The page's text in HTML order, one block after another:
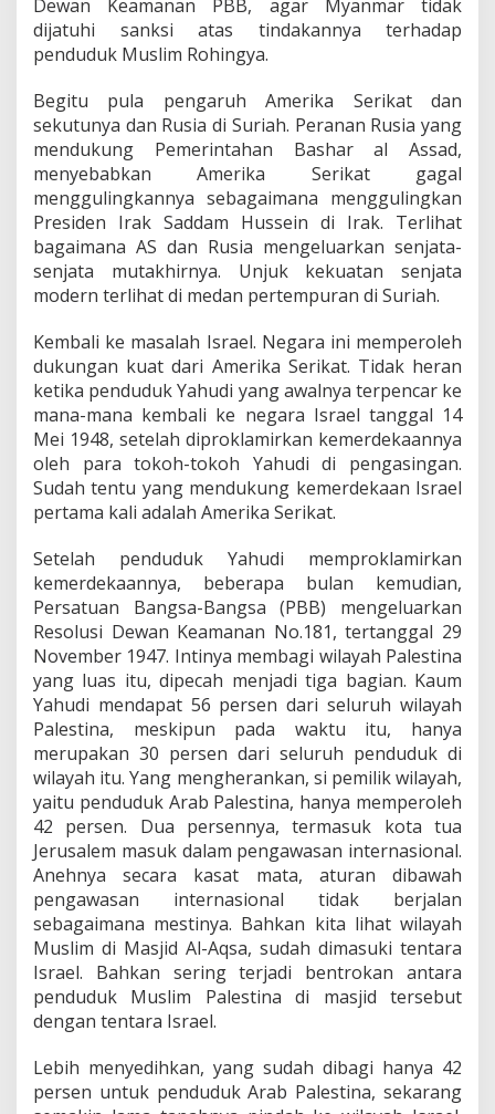
u
R
I
(
4
)
Dewan Keamanan PBB, agar Myanmar tidak
dijatuhi sanksi atas tindakannya terhadap
penduduk Muslim Rohingya.
Begitu pula pengaruh Amerika Serikat dan
sekutunya dan Rusia di Suriah. Peranan Rusia yang
mendukung Pemerintahan Bashar al Assad,
menyebabkan Amerika Serikat gagal
menggulingkannya sebagaimana menggulingkan
Presiden Irak Saddam Hussein di Irak. Terlihat
bagaimana AS dan Rusia mengeluarkan senjata-
senjata mutakhirnya. Unjuk kekuatan senjata
modern terlihat di medan pertempuran di Suriah.
Kembali ke masalah Israel. Negara ini memperoleh
dukungan kuat dari Amerika Serikat. Tidak heran
ketika penduduk Yahudi yang awalnya terpencar ke
mana-mana kembali ke negara Israel tanggal 14
Mei 1948, setelah diproklamirkan kemerdekaannya
oleh para tokoh-tokoh Yahudi di pengasingan.
Sudah tentu yang mendukung kemerdekaan Israel
pertama kali adalah Amerika Serikat.
Setelah penduduk Yahudi memproklamirkan
kemerdekaannya, beberapa bulan kemudian,
Persatuan Bangsa-Bangsa (PBB) mengeluarkan
Resolusi Dewan Keamanan No.181, tertanggal 29
November 1947. Intinya membagi wilayah Palestina
yang luas itu, dipecah menjadi tiga bagian. Kaum
Yahudi mendapat 56 persen dari seluruh wilayah
Palestina, meskipun pada waktu itu, hanya
merupakan 30 persen dari seluruh penduduk di
wilayah itu. Yang mengherankan, si pemilik wilayah,
yaitu penduduk Arab Palestina, hanya memperoleh
42 persen. Dua persennya, termasuk kota tua
Jerusalem masuk dalam pengawasan internasional.
Anehnya secara kasat mata, aturan dibawah
pengawasan internasional tidak berjalan
sebagaimana mestinya. Bahkan kita lihat wilayah
Muslim di Masjid Al-Aqsa, sudah dimasuki tentara
Israel. Bahkan sering terjadi bentrokan antara
penduduk Muslim Palestina di masjid tersebut
dengan tentara Israel.
Lebih menyedihkan, yang sudah dibagi hanya 42
persen untuk penduduk Arab Palestina, sekarang